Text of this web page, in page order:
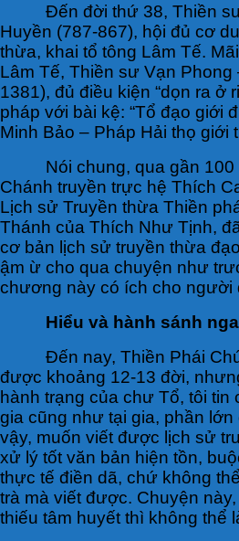
Đến đời thứ 38, Thiền
Huyền (787-867), hội đủ cơ
thừa, khai tổ tông Lâm Tế.
Lâm Tế, Thiền sư Vạn Phong
1381), đủ điều kiện “dọn ra ở
pháp với bài kệ: “Tổ đạo giới
Minh Bảo – Pháp Hải thọ giới
Nói chung, qua gần
Chánh truyền trực hệ Thích
Lịch sử Truyền thừa Thiền
Thánh của Thích Như Tịnh,
cơ bản lịch sử truyền thừa
ậm ừ cho qua chuyện như
chương này có ích cho người
Hiểu và hành sánh
Đến nay, Thiền Phái
được khoảng 12-13 đời,
hành trạng của chư Tổ, tôi tin
gia cũng như tại gia, phần
vậy, muốn viết được lịch sử
xử lý tốt văn bản hiện tồn,
thực tế điền dã, chứ không
trà mà viết được. Chuyện
thiếu tâm huyết thì không thể